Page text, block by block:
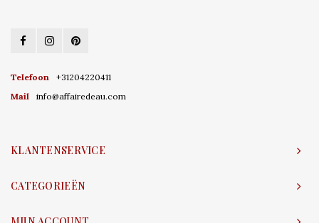
Telefoon
+31204220411
Mail
info@affairedeau.com
KLANTENSERVICE
CATEGORIEËN